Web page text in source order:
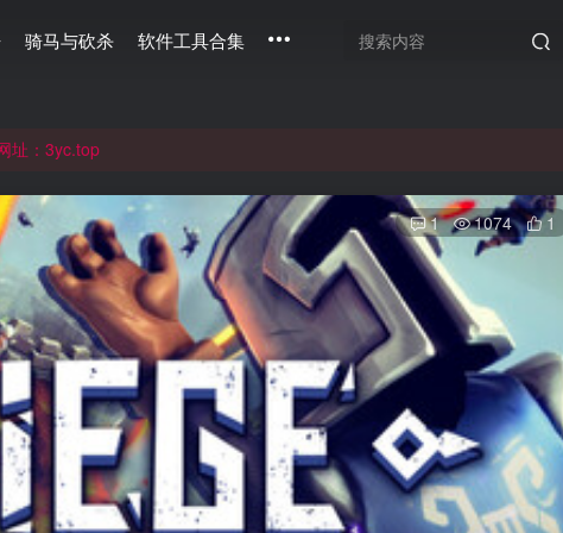
骑马与砍杀 软件工具合集
址：3yc.top
langou123.com和www.langou123.com访问。旧网页可通过3yc.top访问。
1 1074 1